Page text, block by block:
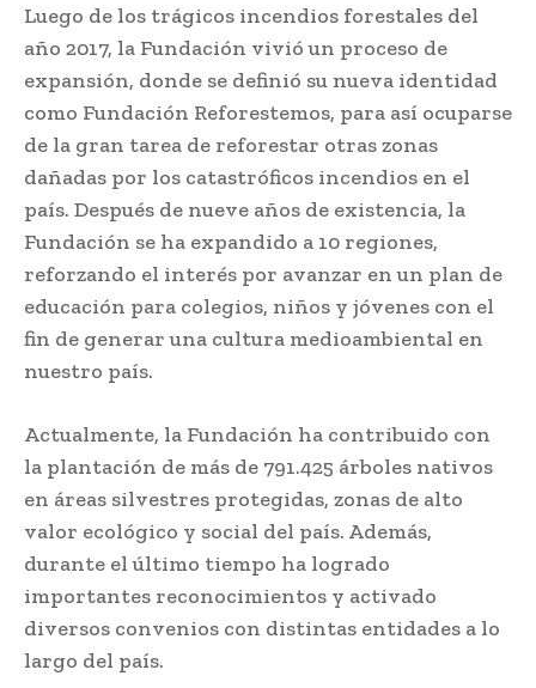
Luego de los trágicos incendios forestales del
año 2017, la Fundación vivió un proceso de
expansión, donde se definió su nueva identidad
como Fundación Reforestemos, para así ocuparse
de la gran tarea de reforestar otras zonas
dañadas por los catastróficos incendios en el
país. Después de nueve años de existencia, la
Fundación se ha expandido a 10 regiones,
reforzando el interés por avanzar en un plan de
educación para colegios, niños y jóvenes con el
fin de generar una cultura medioambiental en
nuestro país.
Actualmente, la Fundación ha contribuido con
la plantación de más de 791.425 árboles nativos
en áreas silvestres protegidas, zonas de alto
valor ecológico y social del país. Además,
durante el último tiempo ha logrado
importantes reconocimientos y activado
diversos convenios con distintas entidades a lo
largo del país.